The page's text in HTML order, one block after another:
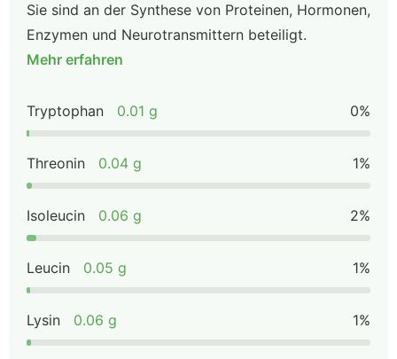
Sie sind an der Synthese von Proteinen, Hormonen,
Enzymen und Neurotransmittern beteiligt.
Mehr erfahren
Tryptophan 0.01 g 0%
Threonin 0.04 g 1%
Isoleucin 0.06 g 2%
Leucin 0.05 g 1%
Lysin 0.06 g 1%